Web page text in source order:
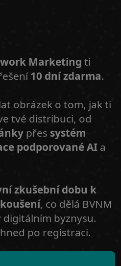
Marketing ti
10 dní zdarma.
obrázek o tom, jak ti
tvé distribuci, od
přes systém
podporované AI a
zkušební dobu k
, co dělá BVNM
byznysu.
po registraci.